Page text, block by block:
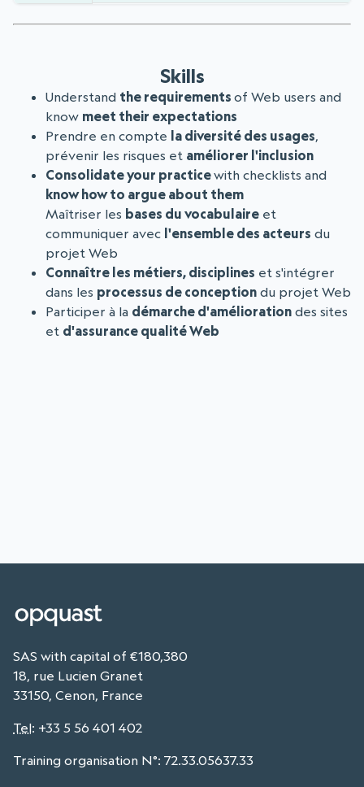
Skills
Understand the requirements of Web users and
know meet their expectations
Prendre en compte la diversité des usages,
prévenir les risques et améliorer l'inclusion
Consolidate your practicewith checklists and
know how to argue about them
Maîtriser les bases du vocabulaire et
communiquer avec l'ensemble des acteurs du
projet Web
Connaître les métiers, disciplines et s'intégrer
dans les processus de conception du projet Web
Participer à la démarche d'amélioration des sites
et d'assurance qualité Web
SAS with capital of €180,380
18, rue Lucien Granet
33150, Cenon, France
Tel: +33 5 56 401 402
Training organisation N°: 72.33.05637.33